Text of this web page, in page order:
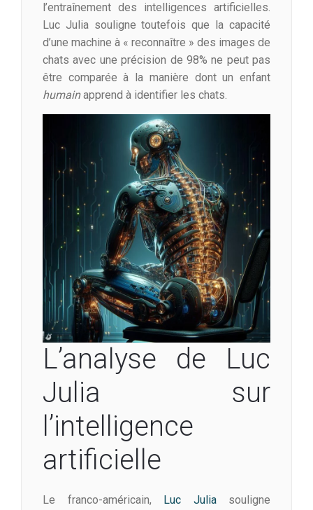
l’entraînement des intelligences artificielles.
Luc Julia souligne toutefois que la capacité
d’une machine à « reconnaître » des images de
chats avec une précision de 98% ne peut pas
être comparée à la manière dont un enfant
humainapprend à identifier les chats.
L’analyse de Luc
Julia sur
l’intelligence
artificielle
Le franco-américain, Luc Juliasouligne